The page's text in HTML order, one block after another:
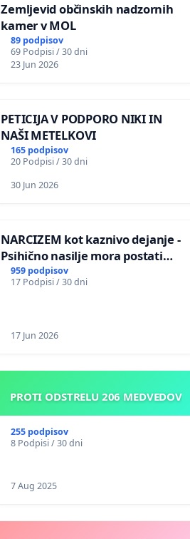
Zemljevid občinskih nadzornih
kamer v MOL
89 podpisov
69 Podpisi / 30 dni
23 Jun 2026
PETICIJA V PODPORO NIKI IN
NAŠI METELKOVI
165 podpisov
20 Podpisi / 30 dni
30 Jun 2026
NARCIZEM kot kaznivo dejanje -
Psihično nasilje mora postati
enako prepoznano kot fizično
nasilje
959 podpisov
17 Podpisi / 30 dni
17 Jun 2026
PROTI ODSTRELU 206 MEDVEDOV
255 podpisov
8 Podpisi / 30 dni
7 Aug 2025